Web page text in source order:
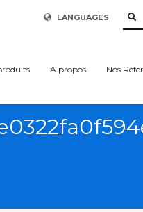
LANGUAGES
A propos Nos